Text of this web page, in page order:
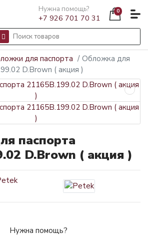
Нужна помощь?
+7 926 701 70 31
0
для паспорта
Обложка для
D.Brown ( акция )
паспорта
D.Brown ( акция )
Нужна помощь?